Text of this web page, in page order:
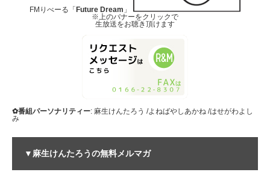
FMりべーる「 Future Dream 」
※上のバナーをクリックで
生放送をお聴き頂けます
✿番組パーソナリティー: 麻生けんたろう /よねばやしあかね /はせがわよし
み
▼麻生けんたろうの無料メルマガ